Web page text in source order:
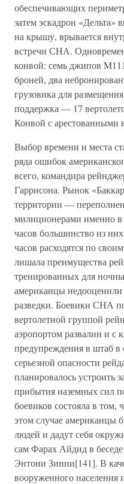
обеспечивающих
затем эскадрон
на крышу, врывается
встречи СНА.
конвой: семь джипов
броней, два
грузовика для
поддержка — 17
Конвой с арестованными
Выбор времени и места
ряда ошибок
всего, командира
Гаррисона. Рынок
территории —
милиционерами именно в
часов большинство из
часов расходятся по
лишала преимущества
тренированных для
американцы
разведки. Боевики СНА
вертолетной группой
аэропортом развалин и
предупреждения в штаб
серьезной опасности
планировалось устроить
прибытия наземных сил
боевиков состояла в том,
этом случае американцы
людей и дадут себя
сам Фарах Айдид в
Энтони Зинни[141]. В
вооруженного населения